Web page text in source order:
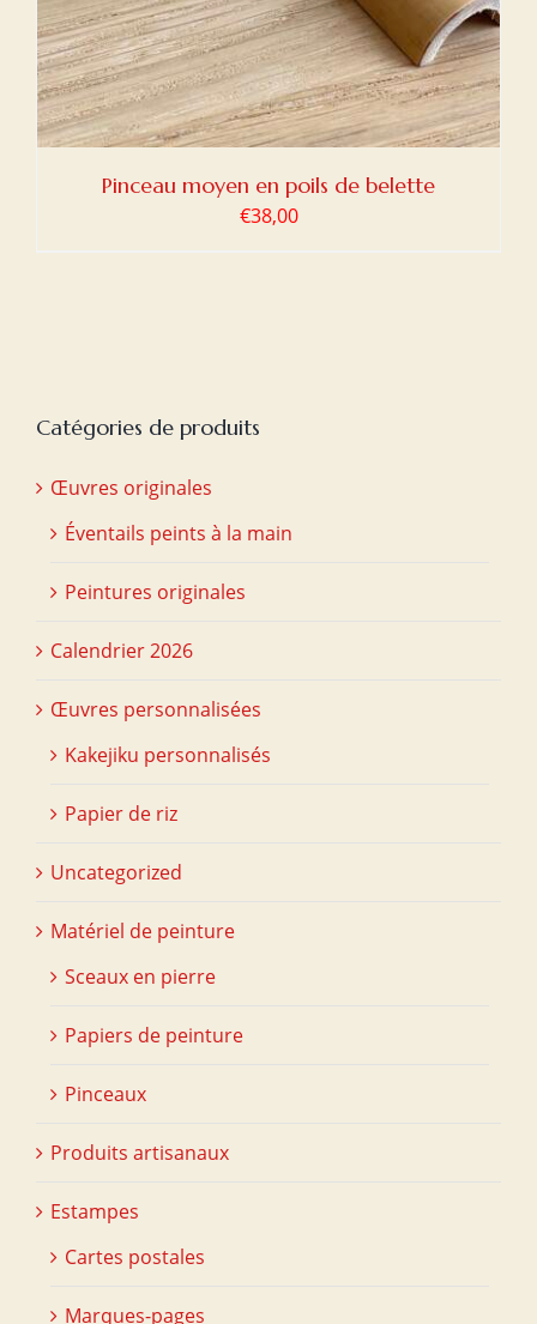
Pinceau moyen en poils de belette
€38,00
Catégories de produits
Œuvres originales
Éventails peints à la main
Peintures originales
Calendrier 2026
Œuvres personnalisées
Kakejiku personnalisés
Papier de riz
Uncategorized
Matériel de peinture
Sceaux en pierre
Papiers de peinture
Pinceaux
Produits artisanaux
Estampes
Cartes postales
Marques-pages